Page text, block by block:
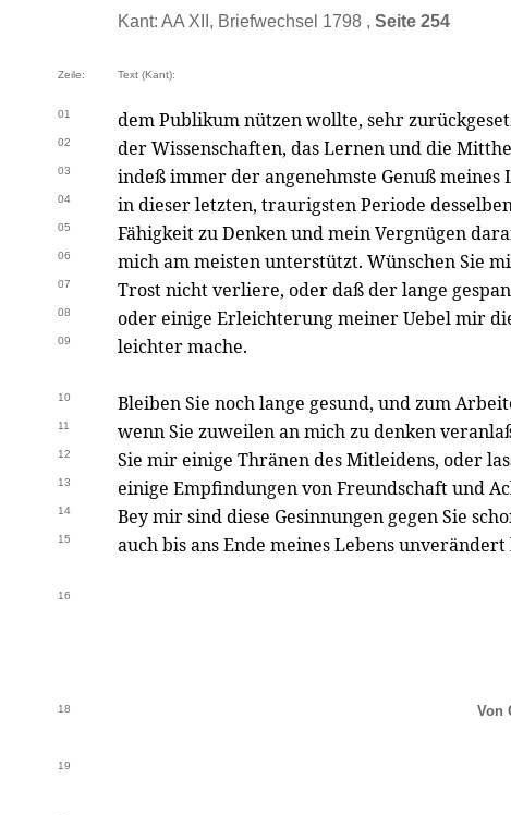
Kant: AA XII, Briefwechsel 1798 , Seite 254
Zeile: Text (Kant):
01 dem Publikum nützen wollte, sehr
02 der Wissenschaften, das Lernen und die
03 indeß immer der angenehmste Genuß meines
04 in dieser letzten, traurigsten Periode
05 Fähigkeit zu Denken und mein Vergnügen
06 mich am meisten unterstützt. Wünschen Sie
07 Trost nicht verliere, oder daß der lange
08 oder einige Erleichterung meiner Uebel mir
09 leichter mache.
10 Bleiben Sie noch lange gesund, und zum
11 wenn Sie zuweilen an mich zu denken
12 Sie mir einige Thränen des Mitleidens, oder
13 einige Empfindungen von Freundschaft und
14 Bey mir sind diese Gesinnungen gegen Sie
15 auch bis ans Ende meines Lebens
16
18 Von
19